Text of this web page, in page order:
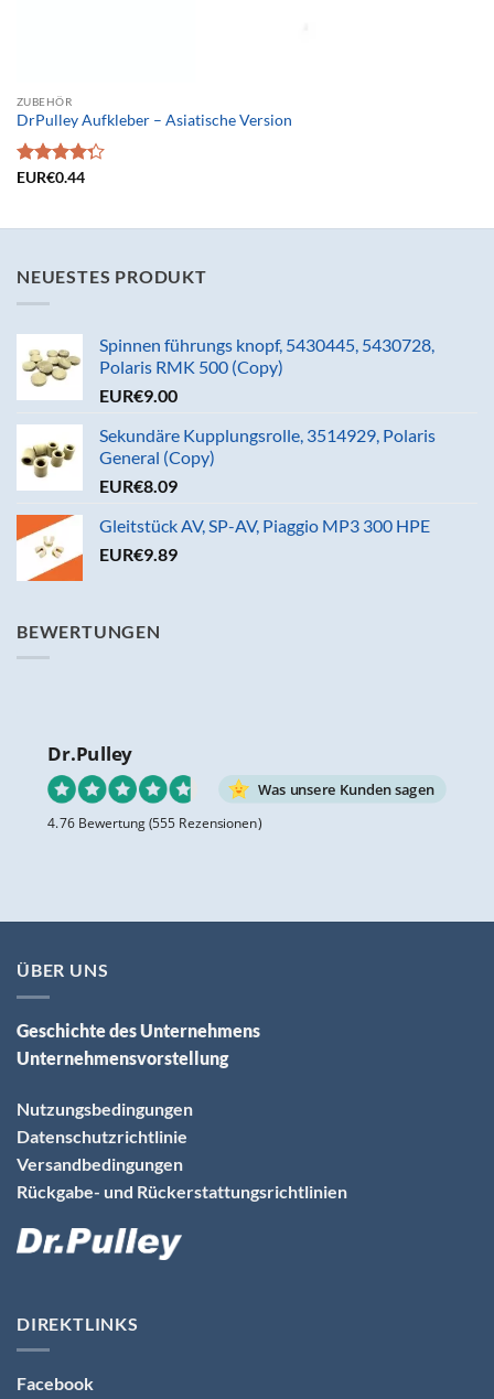
ZUBEHÖR
DrPulley Aufkleber – Asiatische Version
Bewertet
EUR€0.44
NEUESTES PRODUKT
Spinnen führungs knopf, 5430445, 5430728,
Polaris RMK 500 (Copy)
EUR€9.00
Sekundäre Kupplungsrolle, 3514929, Polaris
General (Copy)
EUR€8.09
Gleitstück AV, SP-AV, Piaggio MP3 300 HPE
EUR€9.89
BEWERTUNGEN
Dr.Pulley
Was unsere Kunden sagen
4.76 Bewertung (555 Rezensionen)
ÜBER UNS
Geschichte des Unternehmens
Unternehmensvorstellung
Nutzungsbedingungen
Datenschutzrichtlinie
Versandbedingungen
Rückgabe- und Rückerstattungsrichtlinien
DIREKTLINKS
Facebook